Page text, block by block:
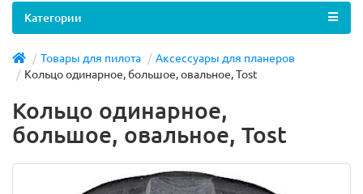
Категории
Товары для пилота
Аксессуары для планеров
Кольцо одинарное, большое, овальное, Tost
Кольцо одинарное,
большое, овальное, Tost